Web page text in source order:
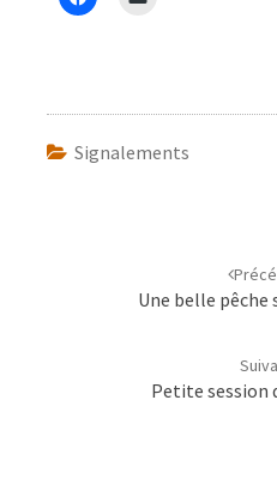
Signalements
Une belle pêche
Petite session